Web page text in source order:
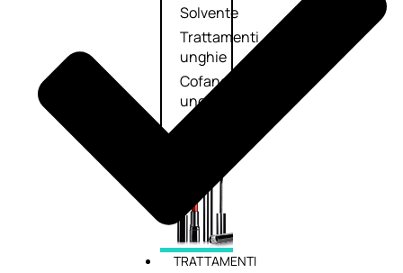
Solvente
Trattamenti
unghie
Cofanetti
unghie
TRATTAMENTI